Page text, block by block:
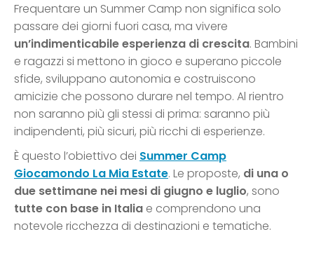
Frequentare un Summer Camp non significa solo
passare dei giorni fuori casa, ma vivere
un’indimenticabile esperienza di crescita. Bambini
e ragazzi si mettono in gioco e superano piccole
sfide, sviluppano autonomia e costruiscono
amicizie che possono durare nel tempo. Al rientro
non saranno più gli stessi di prima: saranno più
indipendenti, più sicuri, più ricchi di esperienze.
È questo l’obiettivo dei Summer Camp
Giocamondo La Mia Estate. Le proposte, di una o
due settimane nei mesi di giugno e luglio, sono
tutte con base in Italia e comprendono una
notevole ricchezza di destinazioni e tematiche.